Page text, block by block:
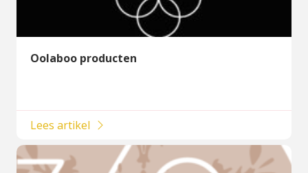
Oolaboo producten
Lees artikel